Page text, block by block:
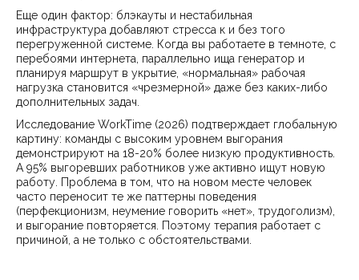
Еще один фактор: блэкауты и нестабильная
инфраструктура добавляют стресса к и без того
перегруженной системе. Когда вы работаете в темноте, с
перебоями интернета, параллельно ища генератор и
планируя маршрут в укрытие, «нормальная» рабочая
нагрузка становится «чрезмерной» даже без каких-либо
дополнительных задач.
Исследование WorkTime (2026) подтверждает глобальную
картину: команды с высоким уровнем выгорания
демонстрируют на 18-20% более низкую продуктивность.
А 95% выгоревших работников уже активно ищут новую
работу. Проблема в том, что на новом месте человек
часто переносит те же паттерны поведения
(перфекционизм, неумение говорить «нет», трудоголизм),
и выгорание повторяется. Поэтому терапия работает с
причиной, а не только с обстоятельствами.